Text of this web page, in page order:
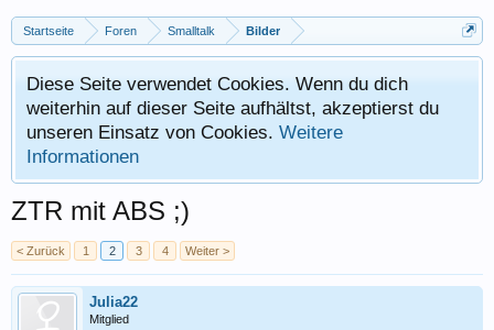
Startseite Foren Smalltalk Bilder
Diese Seite verwendet Cookies. Wenn du dich
weiterhin auf dieser Seite aufhältst, akzeptierst du
unseren Einsatz von Cookies. Weitere
Informationen
ZTR mit ABS ;)
< Zurück 1 2 3 4 Weiter >
Julia22
Mitglied